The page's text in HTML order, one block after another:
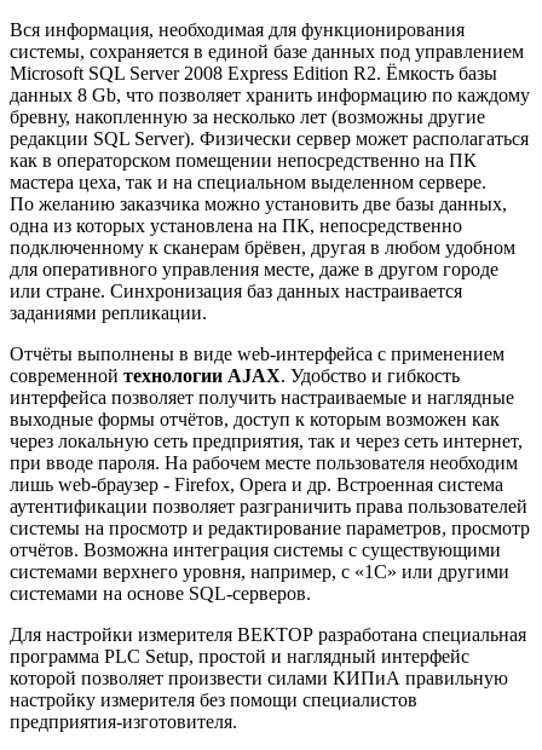
Вся информация, необходимая для функционирования
системы, сохраняется в единой базе данных под управлением
Microsoft SQL Server 2008 Express Edition R2. Ёмкость базы
данных 8 Gb, что позволяет хранить информацию по каждому
бревну, накопленную за несколько лет (возможны другие
редакции SQL Server). Физически сервер может располагаться
как в операторском помещении непосредственно на ПК
мастера цеха, так и на специальном выделенном сервере.
По желанию заказчика можно установить две базы данных,
одна из которых установлена на ПК, непосредственно
подключенному к сканерам брёвен, другая в любом удобном
для оперативного управления месте, даже в другом городе
или стране. Синхронизация баз данных настраивается
заданиями репликации.
Отчёты выполнены в виде web-интерфейса с применением
современной технологии AJAX. Удобство и гибкость
интерфейса позволяет получить настраиваемые и наглядные
выходные формы отчётов, доступ к которым возможен как
через локальную сеть предприятия, так и через сеть интернет,
при вводе пароля. На рабочем месте пользователя необходим
лишь web-браузер - Firefox, Opera и др. Встроенная система
аутентификации позволяет разграничить права пользователей
системы на просмотр и редактирование параметров, просмотр
отчётов. Возможна интеграция системы с существующими
системами верхнего уровня, например, с «1С» или другими
системами на основе SQL-серверов.
Для настройки измерителя ВЕКТОР разработана специальная
программа PLC Setup, простой и наглядный интерфейс
которой позволяет произвести силами КИПиА правильную
настройку измерителя без помощи специалистов
предприятия-изготовителя.